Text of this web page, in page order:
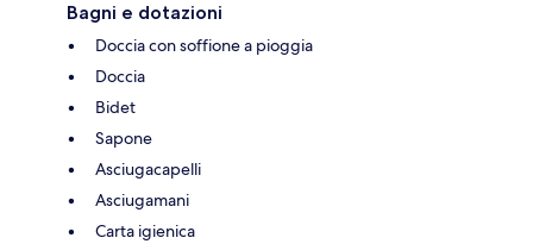
Bagni e dotazioni
Doccia con soffione a pioggia
Doccia
Bidet
Sapone
Asciugacapelli
Asciugamani
Carta igienica